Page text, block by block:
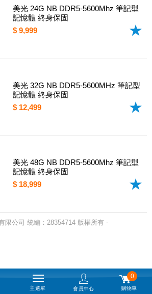
美光 24G NB DDR5-5600Mhz 筆記型
記憶體 終身保固
$ 9,999
美光 32G NB DDR5-5600MHz 筆記型
記憶體 終身保固
$ 12,499
美光 48G NB DDR5-5600Mhz 筆記型
記憶體 終身保固
$ 18,999
限公司 統編：28354714 版權所有 -
主選單 會員中心
0
購物車